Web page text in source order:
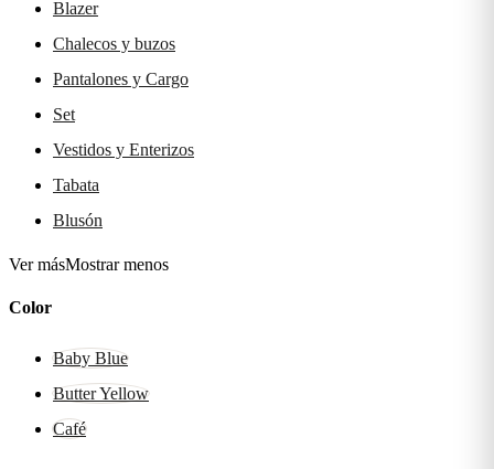
Blazer
Chalecos y buzos
Pantalones y Cargo
Set
Vestidos y Enterizos
Tabata
Blusón
Ver másMostrar menos
Color
Baby Blue
Butter Yellow
Café